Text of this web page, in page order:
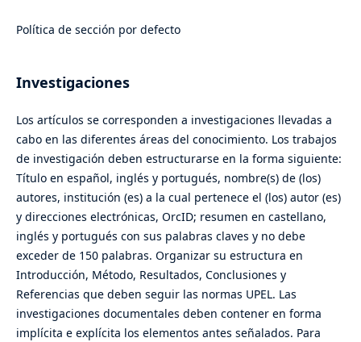
Política de sección por defecto
Investigaciones
Los artículos se corresponden a investigaciones llevadas a
cabo en las diferentes áreas del conocimiento. Los trabajos
de investigación deben estructurarse en la forma siguiente:
Título en español, inglés y portugués, nombre(s) de (los)
autores, institución (es) a la cual pertenece el (los) autor (es)
y direcciones electrónicas, OrcID; resumen en castellano,
inglés y portugués con sus palabras claves y no debe
exceder de 150 palabras. Organizar su estructura en
Introducción, Método, Resultados, Conclusiones y
Referencias que deben seguir las normas UPEL. Las
investigaciones documentales deben contener en forma
implícita e explícita los elementos antes señalados. Para